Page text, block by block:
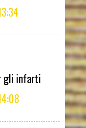
gli infarti